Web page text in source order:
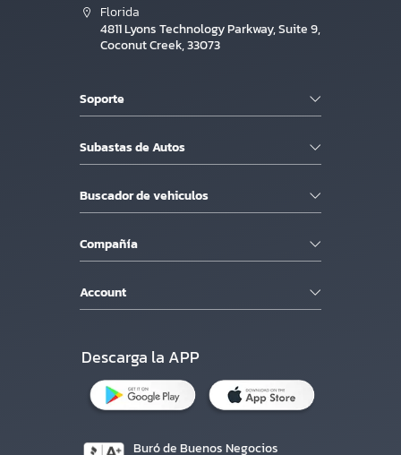
Florida
4811 Lyons Technology Parkway, Suite 9,
Coconut Creek, 33073
Soporte
Subastas de Autos
Buscador de vehiculos
Compañía
Account
Descarga la APP
Buró de Buenos Negocios